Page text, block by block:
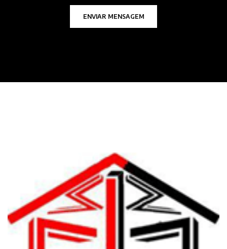
ENVIAR MENSAGEM